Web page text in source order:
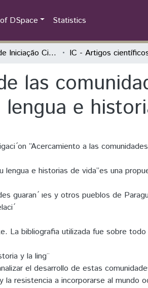
DSpace Statistics
II Encontro de Iniciação Científica da Unila "Resultados em debate" IC - Artigos
las
e
́on ”Acercamiento a las
lengua e historias de vida”es una
guaran ́ ıes y otros pueblos de
La bibliografia utilizada fue sobre todo
y la ling
el desarrollo de estas
la resistencia a incorporarse al mundo